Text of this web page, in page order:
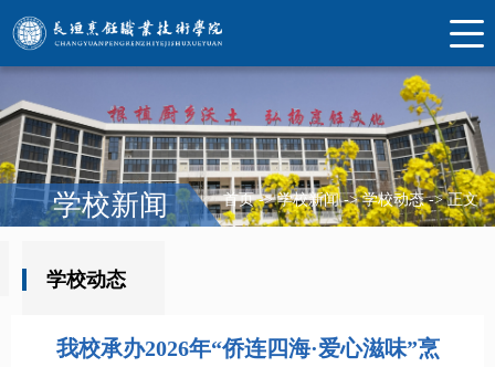
首页 -> 学校新闻 -> 学校动态 -> 正文
学校新闻
学校动态
我校承办2026年“侨连四海·爱心滋味”烹